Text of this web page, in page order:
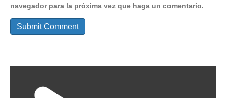
navegador para la próxima vez que haga un comentario.